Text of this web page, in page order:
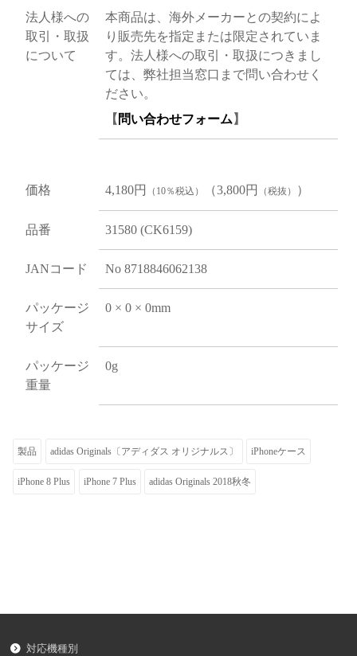
法人様への
取引・取扱
について
本商品は、海外メーカーとの契約によ
り販売先を指定または限定されていま
す。法人様への取引・取扱につきまし
ては、弊社担当窓口まで問い合わせく
ださい。
【 問い合わせフォーム 】
価格 4,180円 （10％税込） （3,800円 （税抜） ）
品番 31580 (CK6159)
JANコード No 8718846062138
パッケージ
サイズ
0 × 0 × 0mm
パッケージ
重量
0g
製品 adidas Originals〔アディダス オリジナルス〕 iPhoneケース
iPhone 8 Plus iPhone 7 Plus adidas Originals 2018秋冬
対応機種別